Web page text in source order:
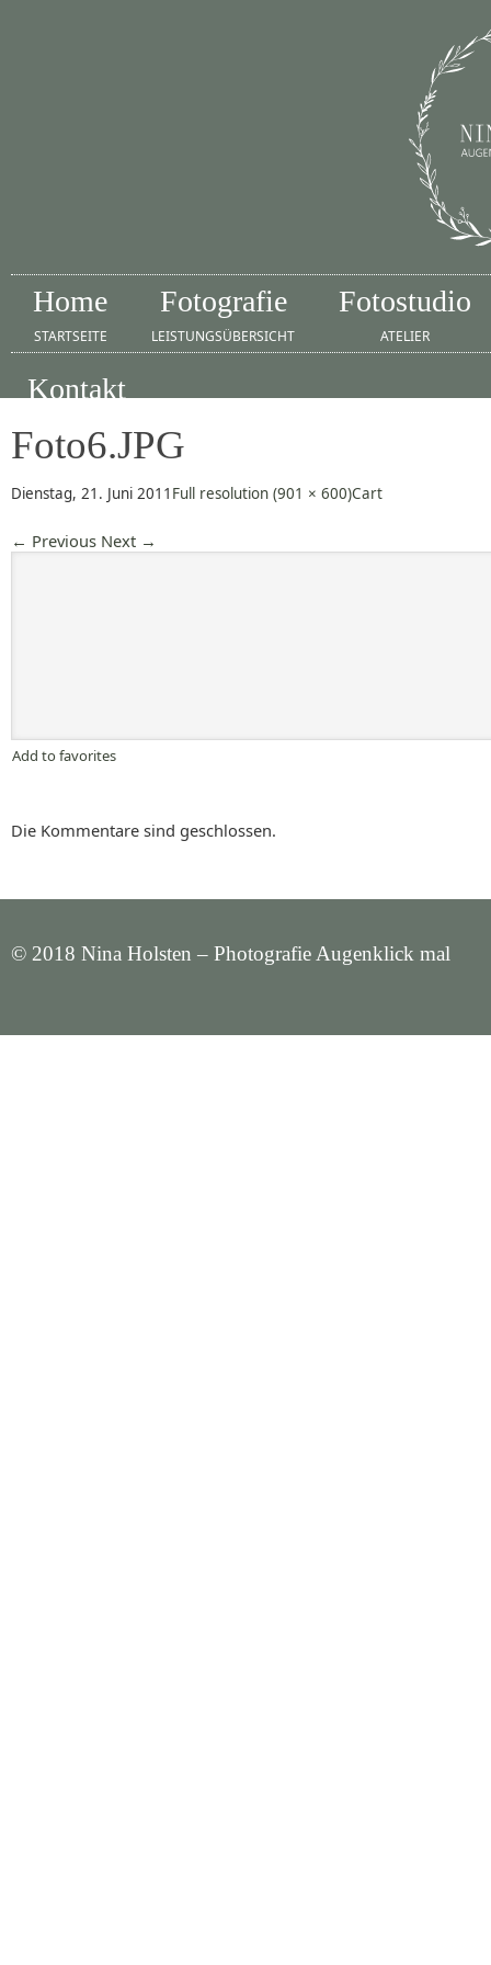
Home
STARTSEITE
Fotografie
LEISTUNGSÜBERSICHT
Fotostudio
ATELIER
Kontakt
Foto6.JPG
Dienstag, 21. Juni 2011 Full resolution (901 × 600)Cart
← Previous Next →
Add to favorites
Die Kommentare sind geschlossen.
© 2018 Nina Holsten – Photografie Augenklick mal